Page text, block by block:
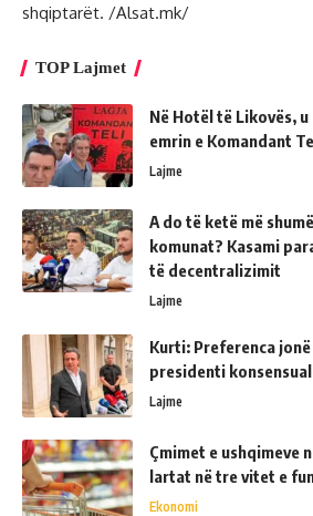
shqiptarët. /Alsat.mk/
TOP Lajmet
Në Hotël të Likovës,
emrin e Komandant
Lajme
A do të ketë më
komunat? Kasami
të decentralizimit
Lajme
Kurti: Preferenca
presidenti
Lajme
Çmimet e ushqimeve
lartat në tre vitet e
Ekonomi